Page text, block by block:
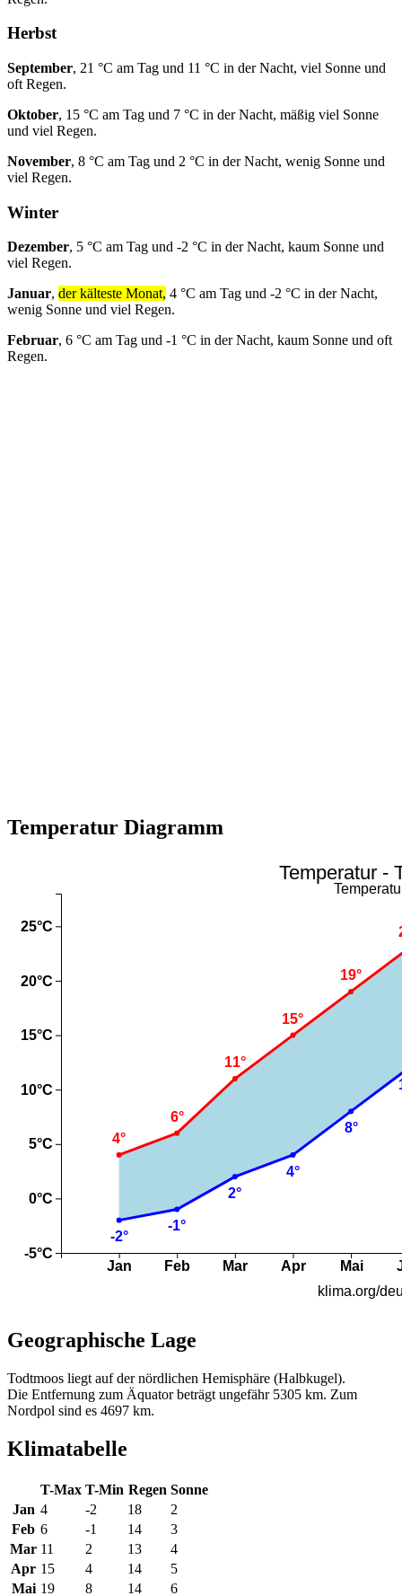
Herbst
September, 21 °C am Tag und 11 °C in der Nacht, viel Sonne und
oft Regen.
Oktober, 15 °C am Tag und 7 °C in der Nacht, mäßig viel Sonne
und viel Regen.
November, 8 °C am Tag und 2 °C in der Nacht, wenig Sonne und
viel Regen.
Winter
Dezember, 5 °C am Tag und -2 °C in der Nacht, kaum Sonne und
viel Regen.
Januar, der kälteste Monat, 4 °C am Tag und -2 °C in der Nacht,
wenig Sonne und viel Regen.
Februar, 6 °C am Tag und -1 °C in der Nacht, kaum Sonne und oft
Regen.
Temperatur Diagramm
Geographische Lage
Todtmoos liegt auf der nördlichen Hemisphäre (Halbkugel).
Die Entfernung zum Äquator beträgt ungefähr 5305 km. Zum
Nordpol sind es 4697 km.
Klimatabelle
T-Max T-Min Regen Sonne
Jan 4 -2 18
2
Feb 6 -1 14
3
Mar 11 2 13
4
Apr 15 4 14
5
Mai 19 8 14 6